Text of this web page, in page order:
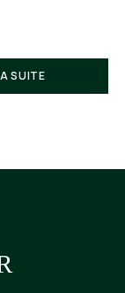
SUITE